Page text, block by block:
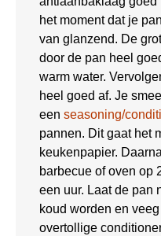
het moment dat je
van glanzend. De
door de pan heel
warm water.
heel goed af. Je
een seasoning/
pannen. Dit gaat het
keukenpapier.
barbecue of oven op
een uur. Laat de pan
koud worden en
overtollige